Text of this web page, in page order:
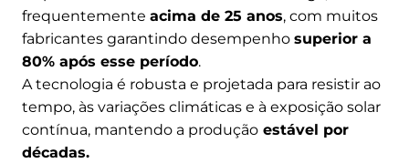
frequentemente acima de 25 anos, com muitos
fabricantes garantindo desempenho superior a
80% após esse período.
A tecnologia é robusta e projetada para resistir ao
tempo, às variações climáticas e à exposição solar
contínua, mantendo a produção estável por
décadas.